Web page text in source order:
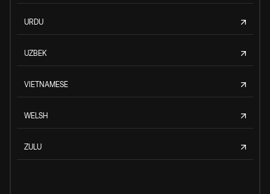
URDU
UZBEK
VIETNAMESE
WELSH
ZULU